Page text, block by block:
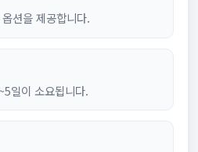
션을 제공합니다.
일이 소요됩니다.